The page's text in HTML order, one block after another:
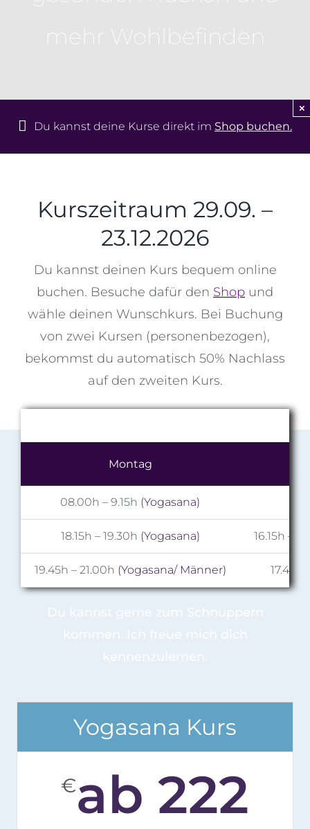
Kontakt
mehr Wohlbefinden
Du kannst deine Kurse direkt im Shop buchen.
×
Kurszeitraum 29.09. –
23.12.2026
Du kannst deinen Kurs bequem online
buchen. Besuche dafür den Shop und
wähle deinen Wunschkurs. Bei Buchung
von zwei Kursen (personenbezogen),
bekommst du automatisch 50% Nachlass
auf den zweiten Kurs.
Montag
08.00h – 9.15h (Yogasana)
18.15h – 19.30h (Yogasana) 16.15h –
19.45h – 21.00h (Yogasana/ Männer) 17.45h
Du kannst gerne zum Schnuppern
kommen. Ich freue mich dich
kennenzulernen.
Yogasana Kurs
€ab 222